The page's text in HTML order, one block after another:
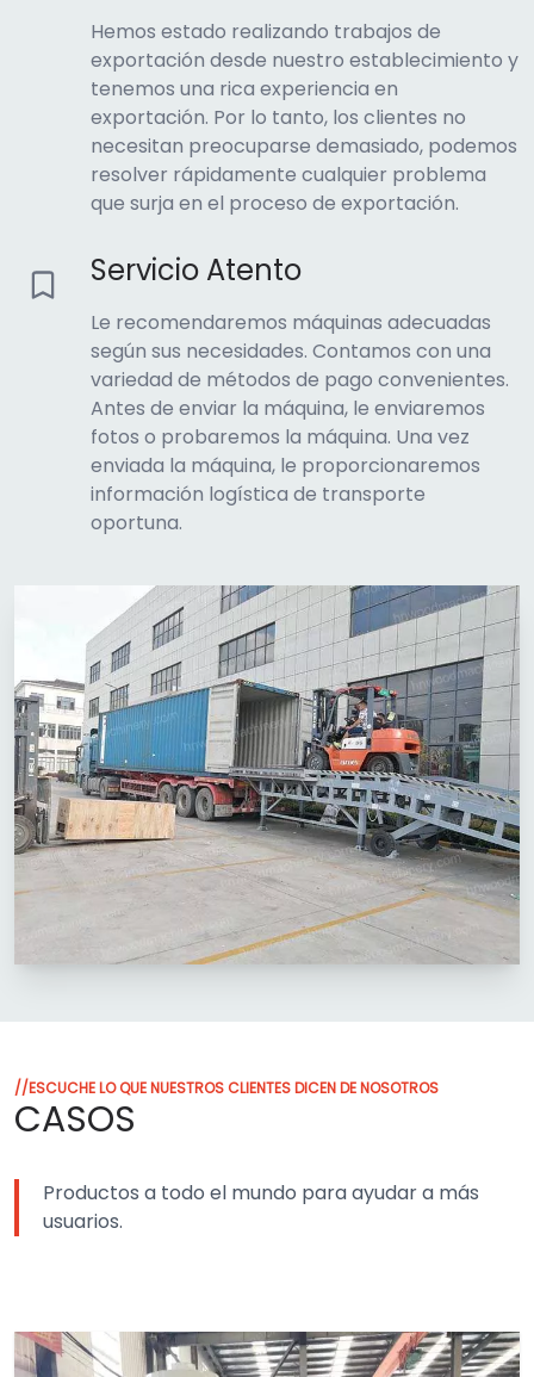
Hemos estado realizando trabajos de
exportación desde nuestro establecimiento y
tenemos una rica experiencia en
exportación. Por lo tanto, los clientes no
necesitan preocuparse demasiado, podemos
resolver rápidamente cualquier problema
que surja en el proceso de exportación.
Servicio Atento
Le recomendaremos máquinas adecuadas
según sus necesidades. Contamos con una
variedad de métodos de pago convenientes.
Antes de enviar la máquina, le enviaremos
fotos o probaremos la máquina. Una vez
enviada la máquina, le proporcionaremos
información logística de transporte
oportuna.
//ESCUCHE LO QUE NUESTROS CLIENTES DICEN DE NOSOTROS
CASOS
Productos a todo el mundo para ayudar a más
usuarios.